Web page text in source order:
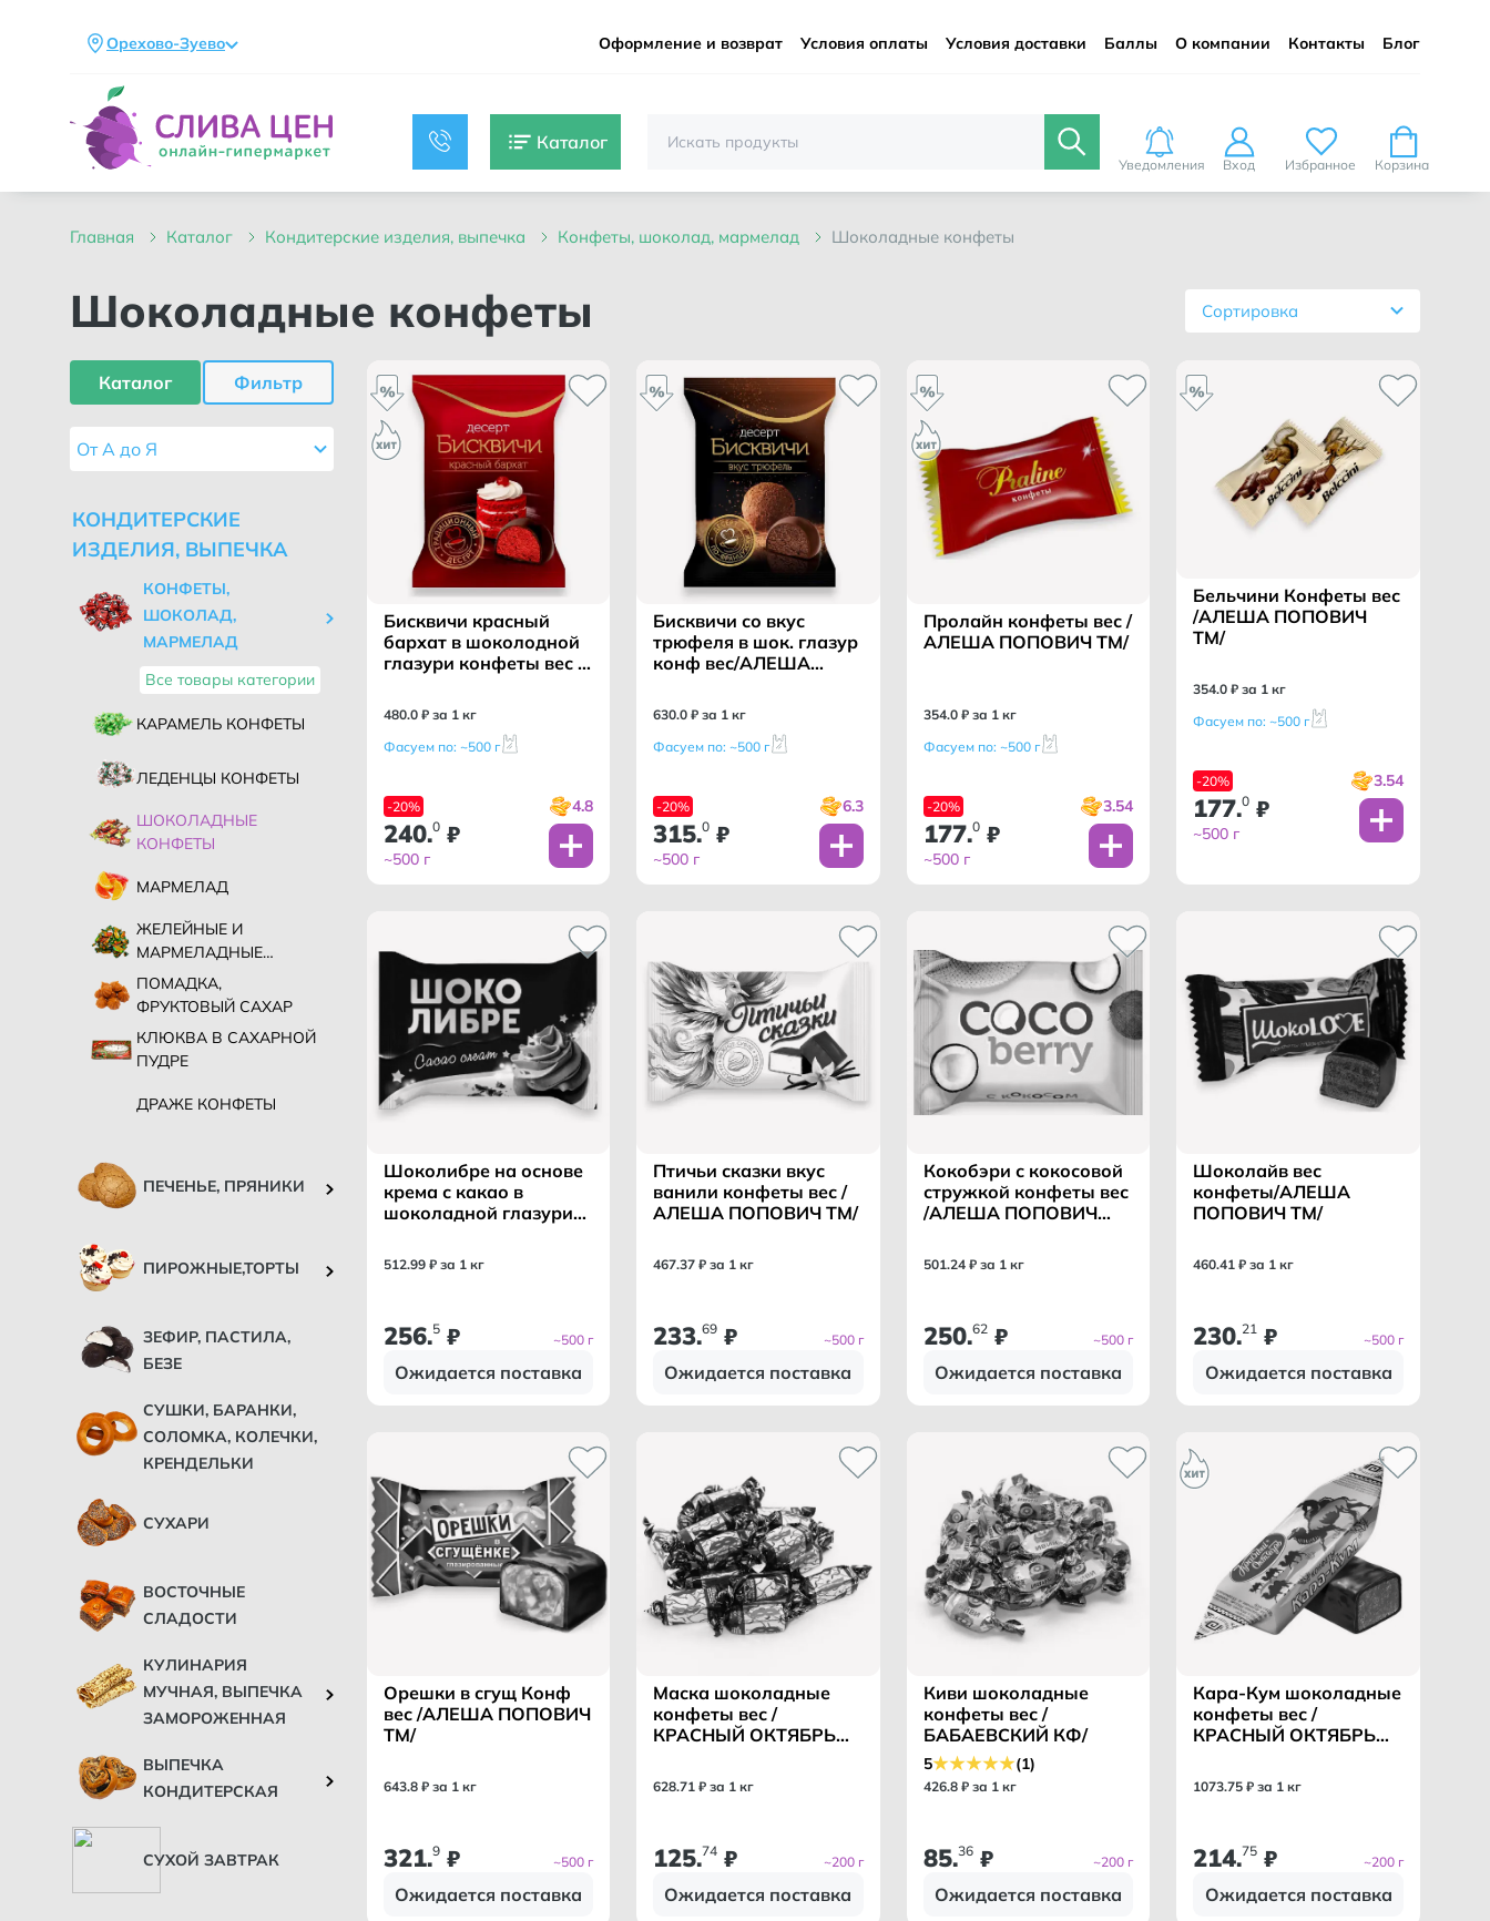
Орехово-Зуево Оформление и возврат Условия оплаты Условия доставки Баллы О компании Контакты Блог
Каталог
Уведомления Вход Избранное Корзина
главная каталог кондитерские изделия, выпечка конфеты, шоколад, мармелад шоколадные конфеты
Шоколадные конфеты Сортировка
Каталог Фильтр
От А до Я
КОНДИТЕРСКИЕ
ИЗДЕЛИЯ, ВЫПЕЧКА
КОНФЕТЫ,
ШОКОЛАД,
МАРМЕЛАД
Все товары категории
КАРАМЕЛЬ КОНФЕТЫ
ЛЕДЕНЦЫ КОНФЕТЫ
ШОКОЛАДНЫЕ
КОНФЕТЫ
МАРМЕЛАД
ЖЕЛЕЙНЫЕ И
МАРМЕЛАДНЫЕ
КОНФЕТЫ
ПОМАДКА,
ФРУКТОВЫЙ САХАР
КЛЮКВА В САХАРНОЙ
ПУДРЕ
ДРАЖЕ КОНФЕТЫ
ПЕЧЕНЬЕ, ПРЯНИКИ
ПИРОЖНЫЕ,ТОРТЫ
ЗЕФИР, ПАСТИЛА,
БЕЗЕ
СУШКИ, БАРАНКИ,
СОЛОМКА, КОЛЕЧКИ,
КРЕНДЕЛЬКИ
СУХАРИ
ВОСТОЧНЫЕ
СЛАДОСТИ
КУЛИНАРИЯ
МУЧНАЯ, ВЫПЕЧКА
ЗАМОРОЖЕННАЯ
ВЫПЕЧКА
КОНДИТЕРСКАЯ
СУХОЙ ЗАВТРАК
Бисквичи красный
бархат в шоколодной
глазури конфеты вес /
480.0 ₽ за 1 кг
Фасуем по: ~500 г
-20% 4.8
240.0₽
~500 г
Бисквичи со вкус
трюфеля в шок. глазур
конф вес/АЛЕША
630.0 ₽ за 1 кг
Фасуем по: ~500 г
-20% 6.3
315.0 ₽
~500 г
Пролайн конфеты вес /
АЛЕША ПОПОВИЧ ТМ/
354.0 ₽ за 1 кг
Фасуем по: ~500 г
-20% 3.54
177.0₽
~500 г
Бельчини Конфеты вес
/АЛЕША ПОПОВИЧ
ТМ/
354.0 ₽ за 1 кг
Фасуем по: ~500 г
-20% 3.54
177.0 ₽
~500 г
Шоколибре на основе
крема с какао в
шоколадной глазури
ПОПОВИЧ ТМ/
512.99 ₽ за 1 кг
256.5₽ ~500 г
Ожидается поставка
Птичьи сказки вкус
ванили конфеты вес /
АЛЕША ПОПОВИЧ ТМ/
467.37 ₽ за 1 кг
233.69 ₽ ~500 г
Ожидается поставка
Кокобэри с кокосовой
стружкой конфеты вес
/АЛЕША ПОПОВИЧ
501.24 ₽ за 1 кг
250.62₽ ~500 г
Ожидается поставка
Шоколайв вес
конфеты/АЛЕША
ПОПОВИЧ ТМ/
460.41 ₽ за 1 кг
230.21 ₽ ~500 г
Ожидается поставка
Орешки в сгущ Конф
вес /АЛЕША ПОПОВИЧ
ТМ/
643.8 ₽ за 1 кг
321.9₽ ~500 г
Ожидается поставка
Маска шоколадные
конфеты вес /
КРАСНЫЙ ОКТЯБРЬ
628.71 ₽ за 1 кг
125.74 ₽ ~200 г
Ожидается поставка
Киви шоколадные
конфеты вес /
БАБАЕВСКИЙ КФ/
5 (1)
426.8 ₽ за 1 кг
85.36₽ ~200 г
Ожидается поставка
Кара-Кум шоколадные
конфеты вес /
КРАСНЫЙ ОКТЯБРЬ
1073.75 ₽ за 1 кг
214.75 ₽ ~200 г
Ожидается поставка